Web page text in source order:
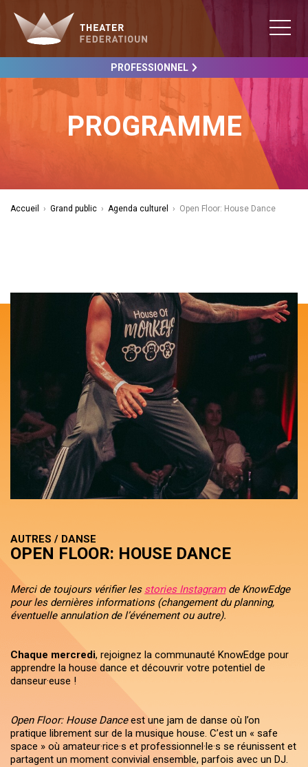
PROFESSIONNEL
PROGRAMME
Accueil › Grand public › Agenda culturel › Open Floor: House Dance
AUTRES / DANSE
OPEN FLOOR: HOUSE DANCE
Merci de toujours vérifier les stories Instagramde KnowEdge
pour les dernières informations (changement du planning,
éventuelle annulation de l’événement ou autre).
Chaque mercredi, rejoignez la communauté KnowEdge pour
apprendre la house dance et découvrir votre potentiel de
danseur·euse !
Open Floor: House Danceest une jam de danse où l’on
pratique librement sur de la musique house. C’est un « safe
space » où amateur·rice·s et professionnel·le·s se réunissent et
partagent un moment convivial ensemble, parfois avec un DJ.